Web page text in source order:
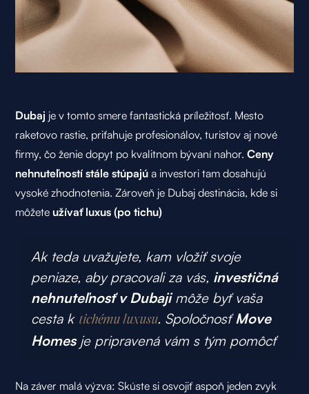
Dubaj je v tomto smere fantastická príležitosť. Mesto
raketovo rastie, priťahuje profesionálov, turistov aj nové
firmy, čo ženie dopyt po kvalitnom bývaní nahor.Ceny
nehnuteľností stále stúpajú a investori tam dosahujú
vysoké zhodnotenia. Zároveň je Dubaj destinácia, kde si
môžete užívať luxus (po tichu)
Ak teda uvažujete, kam vložiť svoje
peniaze, aby pracovali za vás, investičná
nehnuteľnosť v Dubajimôže byť vaša
cesta k tichému luxusu. SpoločnosťMove
Homesje pripravená vám s tým pomôcť
Na záver malá výzva: Skúste si osvojiť aspoň jeden zvyk